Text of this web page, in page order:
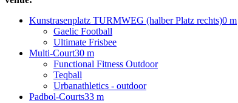
Kunstrasenplatz TURMWEG (halber Platz rechts)0 m
Gaelic Football
Ultimate Frisbee
Multi-Court30 m
Functional Fitness Outdoor
Teqball
Urbanathletics - outdoor
Padbol-Courts33 m